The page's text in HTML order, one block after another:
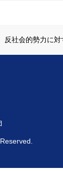
反社会的勢力に